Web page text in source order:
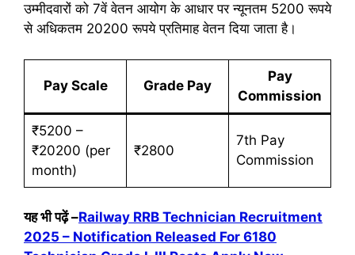
उम्मीदवारों को 7वें वेतन आयोग के आधार पर न्यूनतम 5200 रूपये
से अधिकतम 20200 रूपये प्रतिमाह वेतन दिया जाता है।
Pay Scale Grade Pay
Pay
Commission
₹5200 –
₹20200 (per
month)
₹2800
7th Pay
Commission
यह भी पढ़ें –Railway RRB Technician Recruitment
2025 – Notification Released For 6180